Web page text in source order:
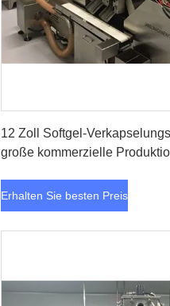
12 Zoll Softgel-
große kommerzielle
Erhalten Sie besten Preis